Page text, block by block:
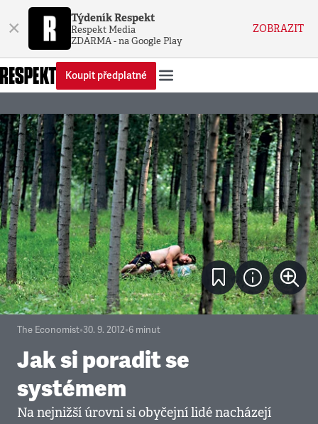
× Týdeník Respekt
Respekt Media
ZDARMA - na Google Play
ZOBRAZIT
Koupit předplatné
The Economist•30. 9. 2012•6 minut
Jak si poradit se
systémem
Na nejnižší úrovni si obyčejní lidé nacházejí